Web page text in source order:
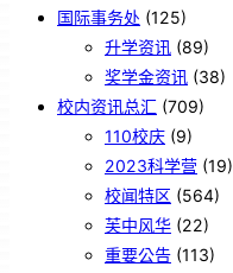
国际事务处 (125)
升学资讯 (89)
奖学金资讯 (38)
校内资讯总汇 (709)
110校庆 (9)
2023科学营 (19)
校闻特区 (564)
芙中风华 (22)
重要公告 (113)